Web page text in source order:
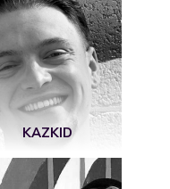
KAZKID